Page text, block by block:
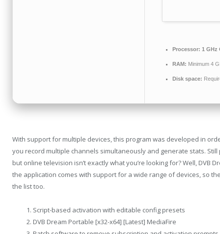
Processor: 1 GHz
RAM: Minimum 4
Disk space:
With support for multiple devices, this program was developed in
you record multiple channels simultaneously and generate stats.
but online television isn’t exactly what you’re looking for? Well, DVB
the application comes with support for a wide range of devices, so
the list too.
Script-based activation with editable config presets
DVB Dream Portable [x32-x64] [Latest] MediaFire